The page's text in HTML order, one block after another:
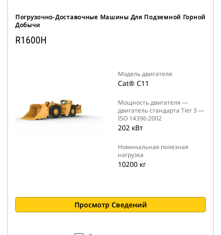
Погрузочно-Доставочные Машины Для Подземной Горной
Добычи
R1600H
Модель двигателя
Cat® C11
Мощность двигателя —
двигатель стандарта Tier 3 —
ISO 14396:2002
202 кВт
Номинальная полезная
нагрузка
10200 кг
Просмотр Сведений